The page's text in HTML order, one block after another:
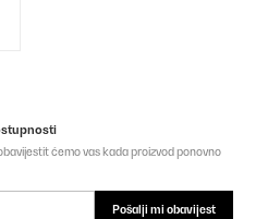
ćemo vas kada proizvod ponovno
Pošalji mi obavijest